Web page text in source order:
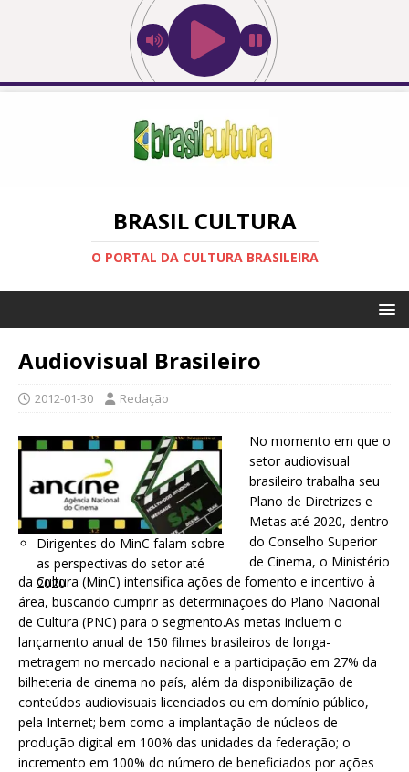
BRASIL CULTURA
O PORTAL DA CULTURA BRASILEIRA
Audiovisual Brasileiro
2012-01-30 Redação
Dirigentes do MinC falam sobre
as perspectivas do setor até
2020
No momento em que o
setor audiovisual
brasileiro trabalha seu
Plano de Diretrizes e
Metas até 2020, dentro
do Conselho Superior
de Cinema, o Ministério
da Cultura (MinC) intensifica ações de fomento e incentivo à
área, buscando cumprir as determinações do Plano Nacional
de Cultura (PNC) para o segmento.As metas incluem o
lançamento anual de 150 filmes brasileiros de longa-
metragem no mercado nacional e a participação em 27% da
bilheteria de cinema no país, além da disponibilização de
conteúdos audiovisuais licenciados ou em domínio público,
pela Internet; bem como a implantação de núcleos de
produção digital em 100% das unidades da federação; o
incremento em 100% do número de beneficiados por ações